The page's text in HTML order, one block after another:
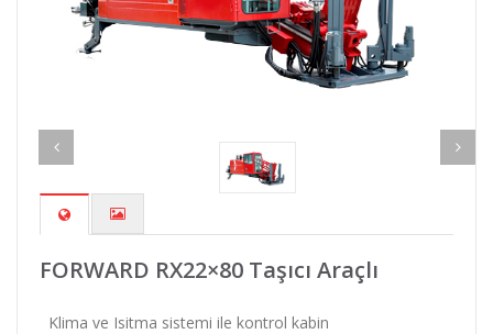
FORWARD RX22×80 Taşıcı Araçlı
Klima ve Isitma sistemi ile kontrol kabin